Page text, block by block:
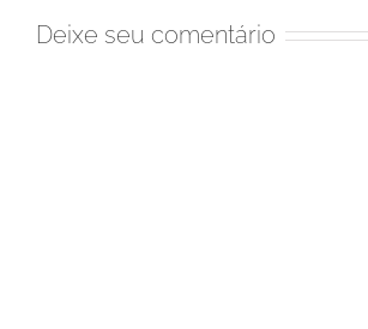
Deixe seu comentário